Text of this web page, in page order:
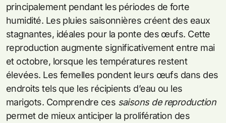
principalement pendant les périodes de forte
humidité. Les pluies saisonnières créent des eaux
stagnantes, idéales pour la ponte des œufs. Cette
reproduction augmente significativement entre mai
et octobre, lorsque les températures restent
élevées. Les femelles pondent leurs œufs dans des
endroits tels que les récipients d’eau ou les
marigots. Comprendre ces saisons de reproduction
permet de mieux anticiper la prolifération des